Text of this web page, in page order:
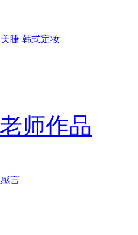
睫 韩式定妆
老师作品
言